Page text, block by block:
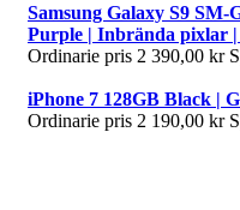
Samsung Galaxy S9
Purple | Inbrända pixlar
Ordinarie pris 2 390,00 kr
iPhone 7 128GB Black |
Ordinarie pris 2 190,00 kr